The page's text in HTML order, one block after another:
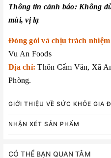
Thông tin cảnh báo: Không
mùi, vị lạ
Đóng gói và chịu trách nhiệm
Vu An Foods
Địa chỉ: Thôn Cẩm Văn, Xã
Phòng.
GIỚI THIỆU VỀ SỨC KHỎE GIA
NHẬN XÉT SẢN PHẨM
CÓ THỂ BẠN QUAN TÂM